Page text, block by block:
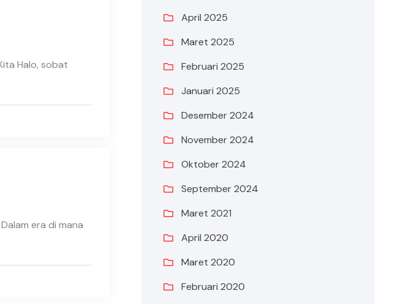
Halo, sobat
era di mana
April 2025
Maret 2025
Februari 2025
Januari 2025
Desember 2024
November 2024
Oktober 2024
September 2024
Maret 2021
April 2020
Maret 2020
Februari 2020